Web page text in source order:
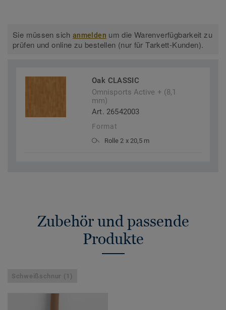
Sie müssen sichanmelden um die Warenverfügbarkeit zu
prüfen und online zu bestellen (nur für Tarkett-Kunden).
Oak CLASSIC
Omnisports Active + (8,1
mm)
Art. 26542003
Format
Rolle 2 x 20,5 m
Zubehör und passende
Produkte
Schweißschnur (1)